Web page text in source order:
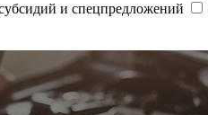
и спецпредложений